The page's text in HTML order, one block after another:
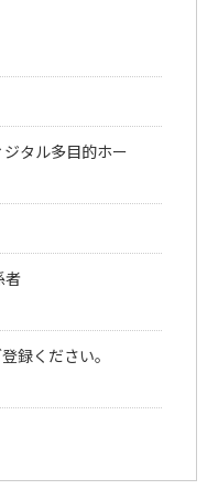
タル多目的ホー
者
録ください。